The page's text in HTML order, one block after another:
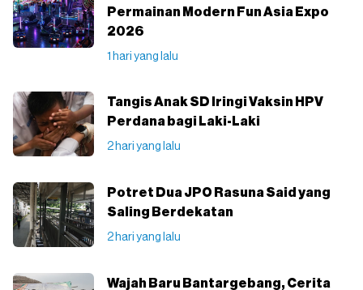
Permainan Modern Fun Asia Expo
2026
1 hari yang lalu
Tangis Anak SD Iringi Vaksin HPV
Perdana bagi Laki-Laki
2 hari yang lalu
Potret Dua JPO Rasuna Said yang
Saling Berdekatan
2 hari yang lalu
Wajah Baru Bantargebang, Cerita